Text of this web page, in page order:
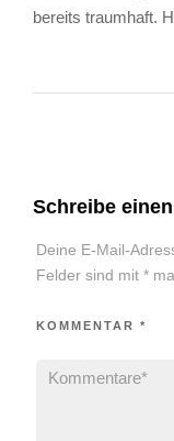
bereits traumhaft.
Schreibe
Deine E-Mail-
Felder sind mit *
KOMMENTAR *